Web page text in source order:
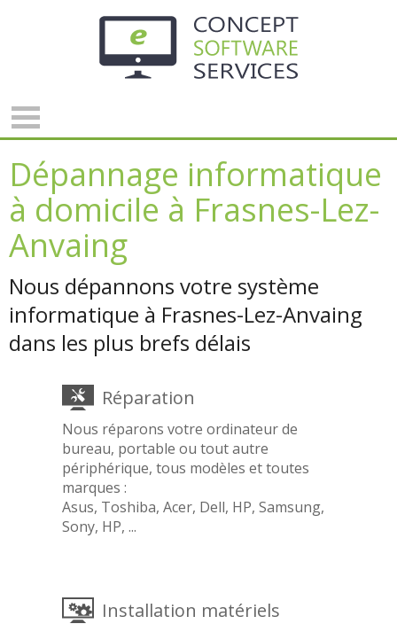
Dépannage informatique
à domicile à Frasnes-Lez-
Anvaing
Nous dépannons votre système
informatique à Frasnes-Lez-Anvaing
dans les plus brefs délais
Réparation
Nous réparons votre ordinateur de
bureau, portable ou tout autre
périphérique, tous modèles et toutes
marques :
Asus, Toshiba, Acer, Dell, HP, Samsung,
Sony, HP, ...
Installation matériels